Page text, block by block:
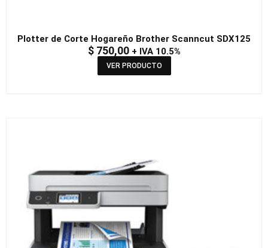
Plotter de Corte Hogareño Brother Scanncut SDX125
$750,00+ IVA 10.5%
VER PRODUCTO